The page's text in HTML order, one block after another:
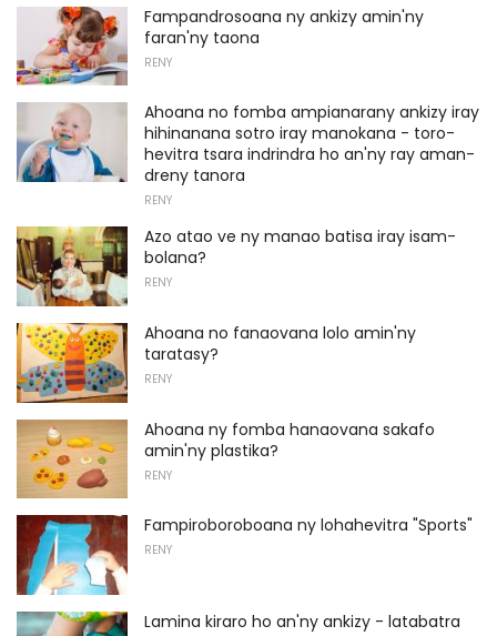
Fampandrosoana ny ankizy amin'ny
faran'ny taona
RENY
Ahoana no fomba ampianarany ankizy iray
hihinanana sotro iray manokana - toro-
hevitra tsara indrindra ho an'ny ray aman-
dreny tanora
RENY
Azo atao ve ny manao batisa iray isam-
bolana?
RENY
Ahoana no fanaovana lolo amin'ny
taratasy?
RENY
Ahoana ny fomba hanaovana sakafo
amin'ny plastika?
RENY
Fampiroboroboana ny lohahevitra "Sports"
RENY
Lamina kiraro ho an'ny ankizy - latabatra